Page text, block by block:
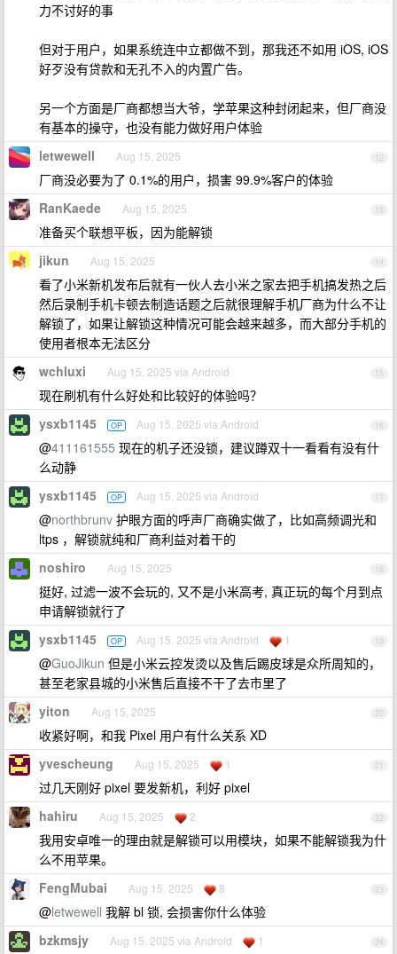
力不讨好的事
但对于用户，如果系统连中立都做不到，那我还不如用 iOS, iOS
好歹没有贷款和无孔不入的内置广告。
另一个方面是厂商都想当大爷，学苹果这种封闭起来，但厂商没
有基本的操守，也没有能力做好用户体验
12
letwewell Aug 15, 2025
厂商没必要为了 0.1%的用户，损害 99.9%客户的体验
13
RanKaede Aug 15, 2025
准备买个联想平板，因为能解锁
14
jikun Aug 15, 2025
看了小米新机发布后就有一伙人去小米之家去把手机搞发热之后
然后录制手机卡顿去制造话题之后就很理解手机厂商为什么不让
解锁了，如果让解锁这种情况可能会越来越多，而大部分手机的
使用者根本无法区分
15
wchluxi Aug 15, 2025 via Android
现在刷机有什么好处和比较好的体验吗？
16
ysxb1145 OP Aug 15, 2025 via Android
@411161555 现在的机子还没锁，建议蹲双十一看看有没有什
么动静
17
ysxb1145 OP Aug 15, 2025 via Android
@northbrunv 护眼方面的呼声厂商确实做了，比如高频调光和
ltps ，解锁就纯和厂商利益对着干的
18
noshiro Aug 15, 2025
挺好, 过滤一波不会玩的, 又不是小米高考, 真正玩的每个月到点
申请解锁就行了
19
ysxb1145 OP Aug 15, 2025 via Android 1
@GuoJikun 但是小米云控发烫以及售后踢皮球是众所周知的，
甚至老家县城的小米售后直接不干了去市里了
20
yiton Aug 15, 2025
收紧好啊，和我 Pixel 用户有什么关系 XD
21
yvescheung Aug 15, 2025 1
过几天刚好 pixel 要发新机，利好 pixel
22
hahiru Aug 15, 2025 2
我用安卓唯一的理由就是解锁可以用模块，如果不能解锁我为什
么不用苹果。
23
FengMubai Aug 15, 2025 8
@letwewell 我解 bl 锁, 会损害你什么体验
24
bzkmsjy Aug 15, 2025 via Android 1